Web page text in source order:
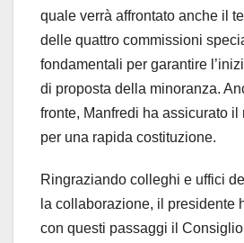
quale verrà affrontato anche il
delle quattro commissioni
fondamentali per garantire
di proposta della minoranza.
fronte, Manfredi ha assicurato
per una rapida costituzione.
Ringraziando colleghi e uffici
la collaborazione, il presidente
con questi passaggi il